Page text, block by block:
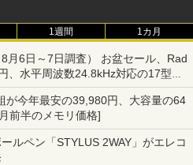
1週間 1カ月
月6日～7日調査） お盆セール、Rad
水平周波数24.8kHz対応の17型モ
連動セール ほか
が今年最安の39,980円、大容量の64
前半のメモリ価格]
ルペン「STYLUS 2WAY」がエレコ